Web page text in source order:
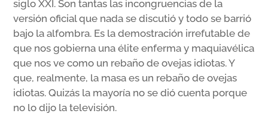
siglo XXI. Son tantas las incongruencias de la
versión oficial que nada se discutió y todo se barrió
bajo la alfombra. Es la demostración irrefutable de
que nos gobierna una élite enferma y maquiavélica
que nos ve como un rebaño de ovejas idiotas. Y
que, realmente, la masa es un rebaño de ovejas
idiotas. Quizás la mayoría no se dió cuenta porque
no lo dijo la televisión.